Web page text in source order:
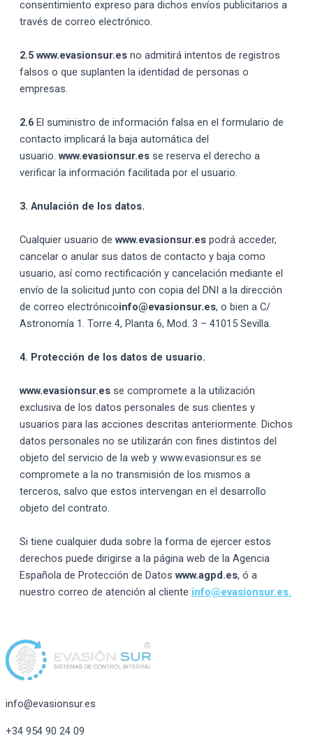
consentimiento expreso para dichos envíos publicitarios a
través de correo electrónico.
2.5 www.evasionsur.es no admitirá intentos de registros
falsos o que suplanten la identidad de personas o
empresas.
2.6 El suministro de información falsa en el formulario de
contacto implicará la baja automática del
usuario. www.evasionsur.es se reserva el derecho a
verificar la información facilitada por el usuario.
3. Anulación de los datos.
Cualquier usuario de www.evasionsur.es podrá acceder,
cancelar o anular sus datos de contacto y baja como
usuario, así como rectificación y cancelación mediante el
envío de la solicitud junto con copia del DNI a la dirección
de correo electrónicoinfo@evasionsur.es, o bien a C/
Astronomía 1. Torre 4, Planta 6, Mod. 3 – 41015 Sevilla.
4. Protección de los datos de usuario.
www.evasionsur.es se compromete a la utilización
exclusiva de los datos personales de sus clientes y
usuarios para las acciones descritas anteriormente. Dichos
datos personales no se utilizarán con fines distintos del
objeto del servicio de la web y www.evasionsur.es se
compromete a la no transmisión de los mismos a
terceros, salvo que estos intervengan en el desarrollo
objeto del contrato.
Si tiene cualquier duda sobre la forma de ejercer estos
derechos puede dirigirse a la página web de la Agencia
Española de Protección de Datos www.agpd.es, ó a
nuestro correo de atención al cliente info@evasionsur.es.
info@evasionsur.es
+34 954 90 24 09